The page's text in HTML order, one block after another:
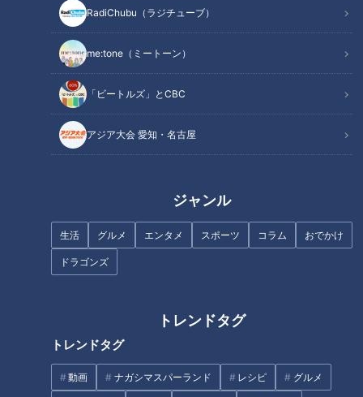
RadiChubu（ラジチューブ）
me:tone（ミートーン）
「ビートルズ」とCBC
アジア大会 愛知・名古屋
ジャンル
生活 グルメ エンタメ スポーツ コラム おでかけ
ドラゴンズ
トレンドタグ
トレンドタグ
動画 ナガシマスパーランド レシピ グルメ
独立から生まれたオリジナルパンが大当たり！
“安くておいしいパン”を時代に合わせて進化！
オススメ関連コンテンツ
レトロ感もあり！ 地元パンメーカーが作る手作り
CBCテレビ『チャント！』いただきます！ほぼ地元だけ 愛されフード